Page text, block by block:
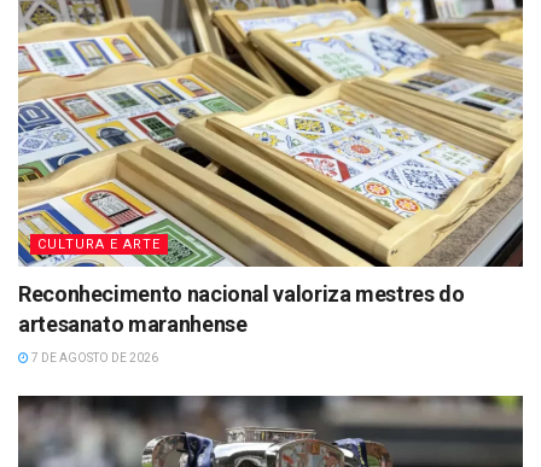
CULTURA E ARTE
Reconhecimento nacional valoriza mestres do
artesanato maranhense
7 DE AGOSTO DE 2026